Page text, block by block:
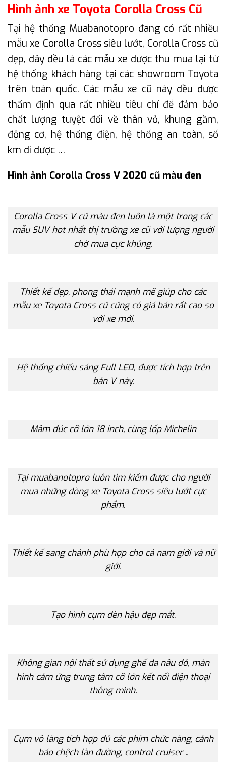
Hình ảnh xe Toyota Corolla Cross Cũ
Tại hệ thống Muabanotopro đang có rất nhiều
mẫu xe Corolla Cross siêu lướt, Corolla Cross cũ
đẹp, đây đều là các mẫu xe được thu mua lại từ
hệ thống khách hàng tại các showroom Toyota
trên toàn quốc. Các mẫu xe cũ này đều được
thẩm định qua rất nhiều tiêu chí để đảm bảo
chất lượng tuyệt đối về thân vỏ, khung gầm,
động cơ, hệ thống điện, hệ thống an toàn, số
km đi được …
Hình ảnh Corolla Cross V 2020 cũ màu đen
Corolla Cross V cũ màu đen luôn là một trong các
mẫu SUV hot nhất thị trường xe cũ với lượng người
chờ mua cực khủng.
Thiết kế đẹp, phong thái mạnh mẽ giúp cho các
mẫu xe Toyota Cross cũ cũng có giá bán rất cao so
với xe mới.
Hệ thống chiếu sáng Full LED, được tích hợp trên
bản V này.
Mâm đúc cỡ lớn 18 inch, cùng lốp Michelin
Tại muabanotopro luôn tìm kiếm được cho người
mua những dòng xe Toyota Cross siêu lướt cực
phẩm.
Thiết kế sang chảnh phù hợp cho cả nam giới và nữ
giới.
Tạo hình cụm đèn hậu đẹp mắt.
Không gian nội thất sử dụng ghế da nâu đỏ, màn
hình cảm ứng trung tâm cỡ lớn kết nối điện thoại
thông minh.
Cụm vô lăng tích hợp đủ các phím chức năng, cảnh
báo chệch làn đường, control cruiser ..